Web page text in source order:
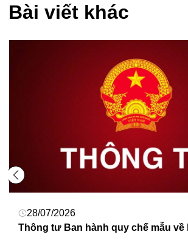
Bài viết khác
28/07/2026